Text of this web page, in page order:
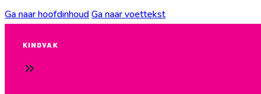
Ga naar hoofdinhoudGa naar voettekst
KINDVAK